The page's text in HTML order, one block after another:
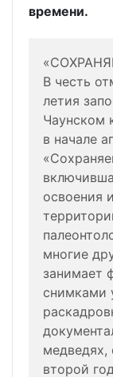
времени.
В честь
летия
Чаунском
в начале
освоения
многие
занимает
снимками
медведях,
второй